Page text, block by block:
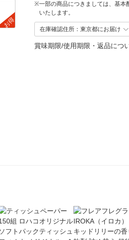
お得
※一部の商品につきましては、基本
いたします。
在庫確認住所：東京都にお届け
賞味期限/使用期限・返品につ